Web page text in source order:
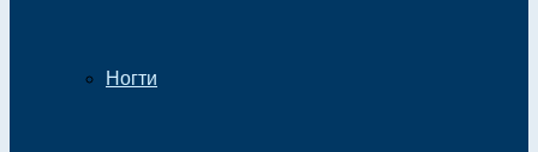
Ногти